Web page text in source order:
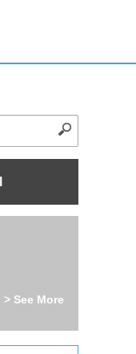
> See More